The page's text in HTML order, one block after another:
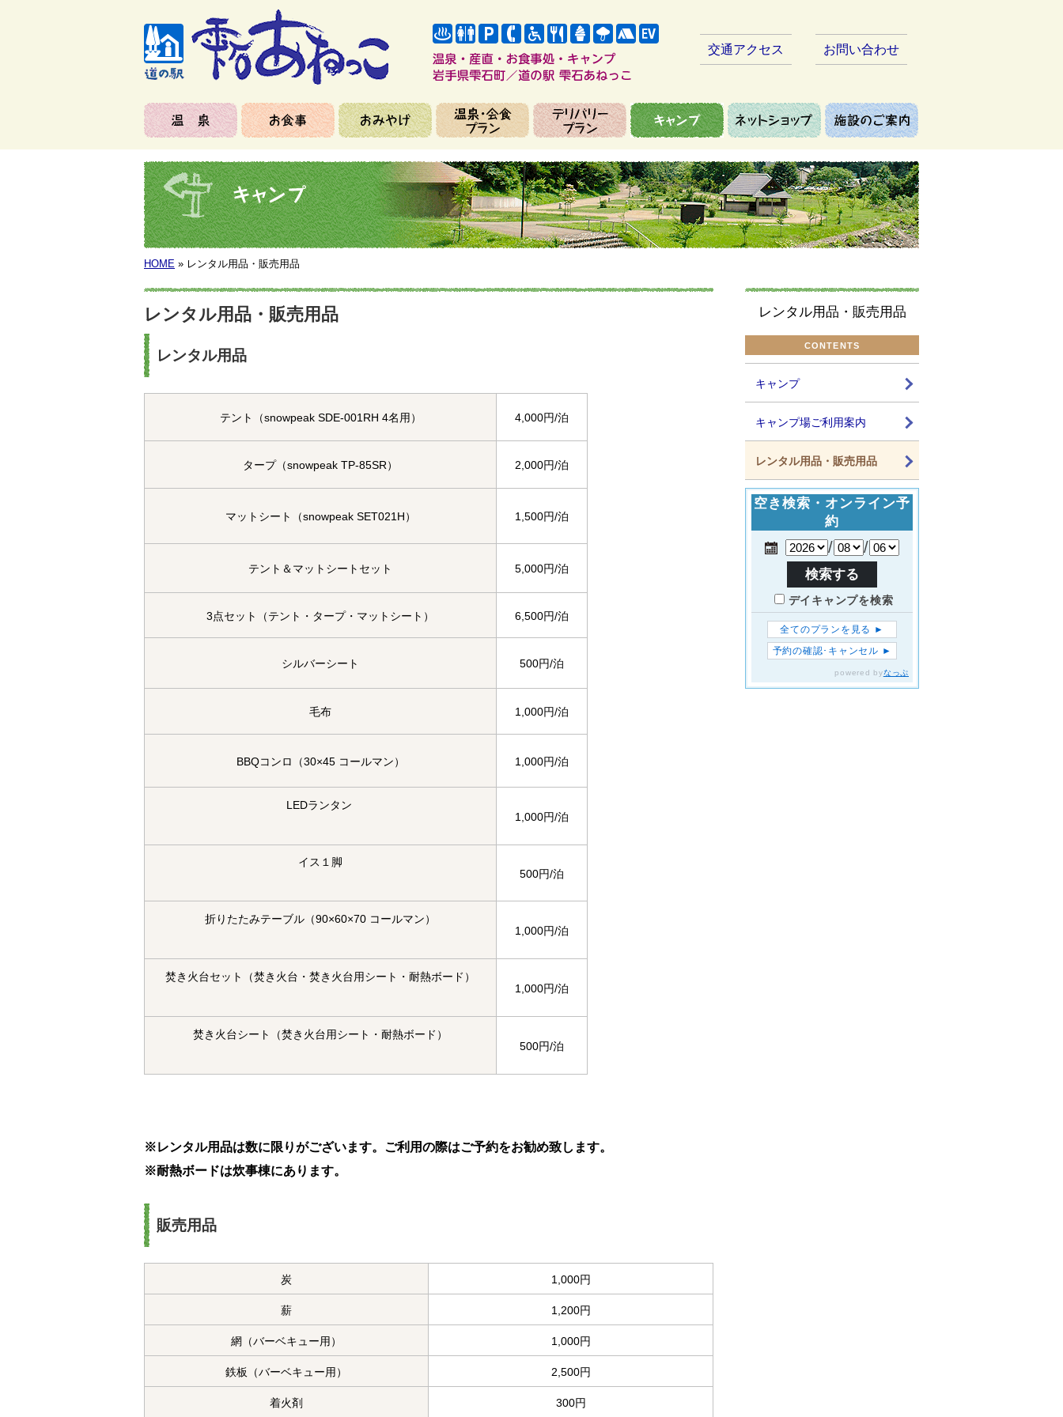
交通アクセス お問い合わせ
HOME » レンタル用品・販売用品
レンタル用品・販売用品
レンタル用品
テント（snowpeak SDE-001RH 4名用） 4,000円/泊
タープ（snowpeak TP-85SR） 2,000円/泊
マットシート（snowpeak SET021H） 1,500円/泊
テント＆マットシートセット 5,000円/泊
3点セット（テント・タープ・マットシート） 6,500円/泊
シルバーシート 500円/泊
毛布 1,000円/泊
BBQコンロ（30×45 コールマン） 1,000円/泊
LEDランタン
1,000円/泊
イス１脚
500円/泊
折りたたみテーブル（90×60×70 コールマン）
1,000円/泊
焚き火台セット
（焚き火台・焚き火台用シート・耐熱ボード）
1,000円/泊
焚き火台シート
（焚き火台用シート・耐熱ボード）
500円/泊
※レンタル用品は数に限りがございます。ご利用の際はご予約をお勧め致します。
※耐熱ボードは炊事棟にあります。
販売用品
炭 1,000円
薪 1,200円
網（バーベキュー用） 1,000円
鉄板（バーベキュー用） 2,500円
着火剤 300円
レンタル用品・販売用品
CONTENTS
キャンプ
キャンプ場ご利用案内
レンタル用品・販売用品